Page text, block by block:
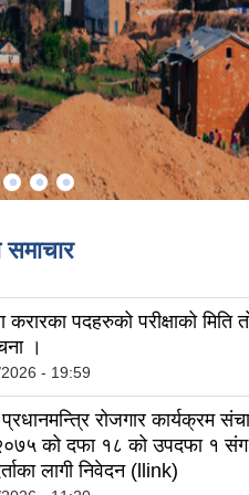
करारका पदहरुको परीक्षाको मिति
।
- 19:59
रोजगार कार्यक्रम
२०७५ को दफा १८ को उपदफा १
लागी निवेदन (llink)